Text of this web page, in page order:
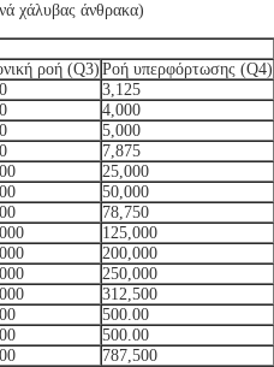
χάλυβας άνθρακα)
ροή (Q3)Ροή υπερφόρτωσης (Q4)
3,125
4,000
5,000
7,875
25,000
50,000
78,750
125,000
200,000
250,000
312,500
500.00
500.00
787,500